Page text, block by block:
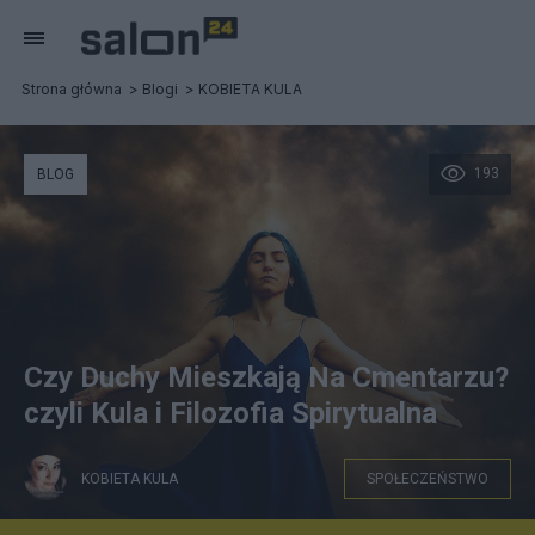
Strona główna Blogi KOBIETA KULA
193
BLOG
Czy Duchy Mieszkają Na Cmentarzu?
czyli Kula i Filozofia Spirytualna
KOBIETA KULA SPOŁECZEŃSTWO